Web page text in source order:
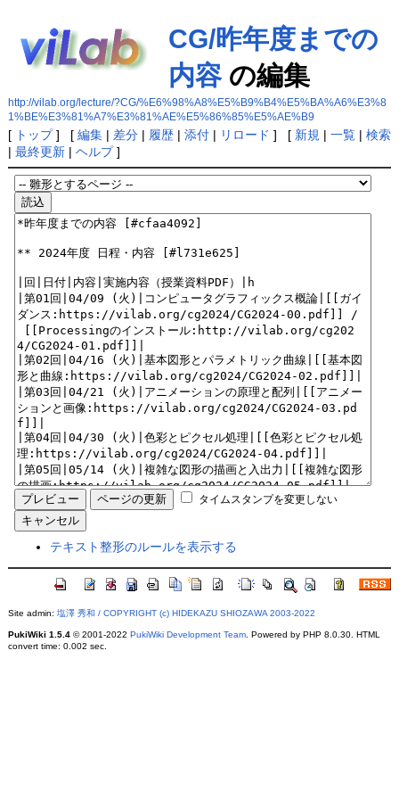
CG/昨年度までの
内容の編集
http://vilab.org/lecture/?CG/%E6%98%A8%E5%B9%B4%E5%BA%A6%E3%8
1%BE%E3%81%A7%E3%81%AE%E5%86%85%E5%AE%B9
[ トップ] [ 編集| 差分| 履歴| 添付| リロード ] [ 新規 | 一覧| 検索
| 最終更新| ヘルプ]
タイムスタンプを変更しない
テキスト整形のルールを表示する
Site admin: 塩澤 秀和 / COPYRIGHT (c) HIDEKAZU SHIOZAWA 2003-2022
PukiWiki 1.5.4© 2001-2022 PukiWiki Development Team. Powered by PHP 8.0.30. HTML
convert time: 0.002 sec.